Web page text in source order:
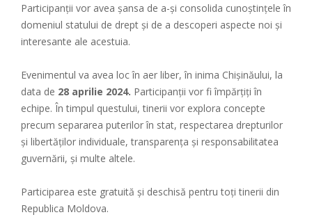
Participanții vor avea șansa de a-și consolida cunoștințele în
domeniul statului de drept și de a descoperi aspecte noi și
interesante ale acestuia.
Evenimentul va avea loc în aer liber, în inima Chișinăului, la
data de 28 aprilie 2024. Participanții vor fi împărțiți în
echipe. În timpul questului, tinerii vor explora concepte
precum separarea puterilor în stat, respectarea drepturilor
și libertăților individuale, transparența și responsabilitatea
guvernării, și multe altele.
Participarea este gratuită și deschisă pentru toți tinerii din
Republica Moldova.